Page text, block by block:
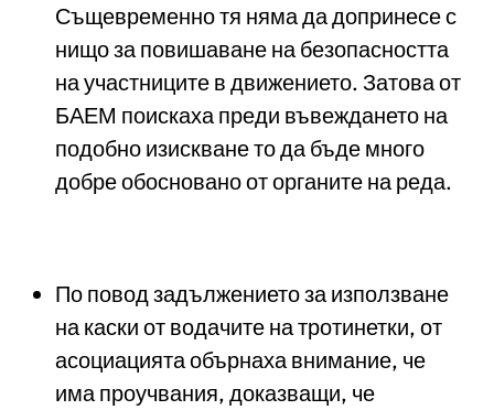
Същевременно тя няма да допринесе с
нищо за повишаване на безопасността
на участниците в движението. Затова от
БАЕМ поискаха преди въвеждането на
подобно изискване то да бъде много
добре обосновано от органите на реда.
По повод задължението за използване
на каски от водачите на тротинетки, от
асоциацията обърнаха внимание, че
има проучвания, доказващи, че